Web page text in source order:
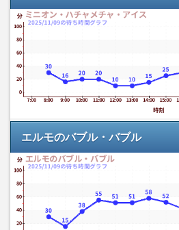
エルモのバブル・バブル